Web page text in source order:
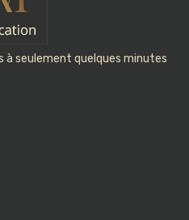
à seulement quelques minutes